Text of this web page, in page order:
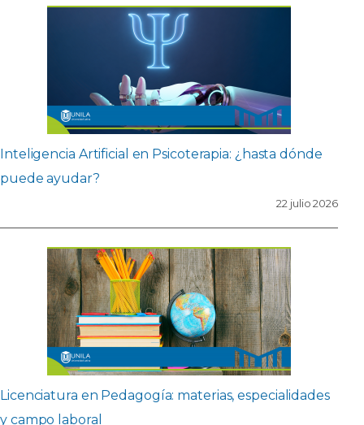
Inteligencia Artificial en Psicoterapia: ¿hasta dónde
puede ayudar?
22 julio 2026
Licenciatura en Pedagogía: materias, especialidades
y campo laboral